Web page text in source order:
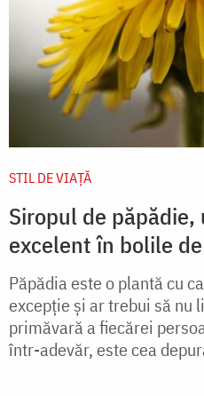
STIL DE VIAŢĂ
Siropul de păpădie,
excelent în bolile
Păpădia este o plantă cu
excepţie şi ar trebui să nu
primăvară a fiecărei
într-adevăr, este cea